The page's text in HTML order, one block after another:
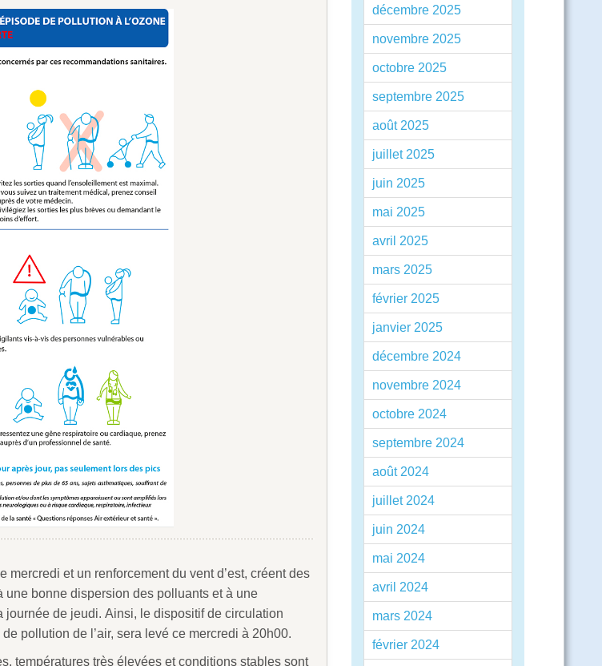
mercredi et un renforcement du vent d’est, créent des
bonne dispersion des polluants et à une
journée de jeudi. Ainsi, le dispositif de circulation
pollution de l’air, sera levé ce mercredi à 20h00.
températures très élevées et conditions stables sont
décembre 2025
novembre 2025
octobre 2025
septembre 2025
août 2025
juillet 2025
juin 2025
mai 2025
avril 2025
mars 2025
février 2025
janvier 2025
décembre 2024
novembre 2024
octobre 2024
septembre 2024
août 2024
juillet 2024
juin 2024
mai 2024
avril 2024
mars 2024
février 2024